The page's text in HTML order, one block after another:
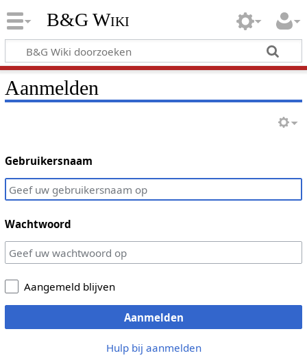
B&G Wiki
Aanmelden
Gebruikersnaam
Wachtwoord
Aangemeld blijven
Aanmelden
Hulp bij aanmelden